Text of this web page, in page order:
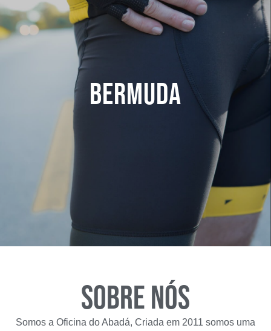
Bermuda
Sobre nós
Somos a Oficina do Abadá, Criada em 2011 somos uma